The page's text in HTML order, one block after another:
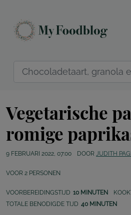
Vegetarische
romige
9 FEBRUARI 2022, 07:00 DOOR JUDITH
VOOR 2 PERSONEN
VOORBEREIDINGSTIJD 10 MINUTEN
TOTALE BENODIGDE TIJD 40 MINUTEN